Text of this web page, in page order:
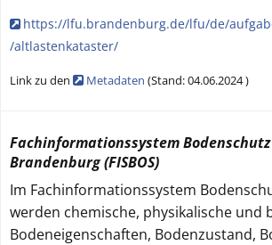
https://lfu.brandenburg.de/lfu/de/
/altlastenkataster/
Link zu den Metadaten (Stand:04.06.2024)
Fachinformationssystem Bodenschutz
Brandenburg (FISBOS)
Im Fachinformationssystem
werden chemische, physikalische und
Bodeneigenschaften, Bodenzustand,